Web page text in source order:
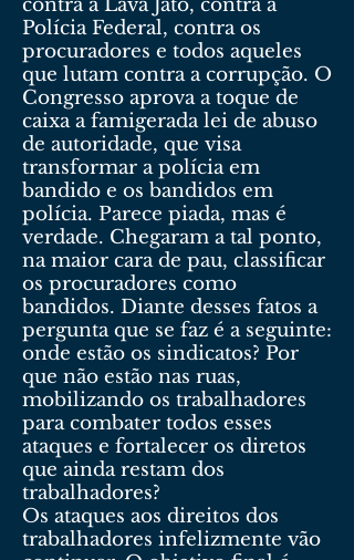
contra a Lava Jato, contra a
Polícia Federal, contra os
procuradores e todos aqueles
que lutam contra a corrupção. O
Congresso aprova a toque de
caixa a famigerada lei de abuso
de autoridade, que visa
transformar a polícia em
bandido e os bandidos em
polícia. Parece piada, mas é
verdade. Chegaram a tal ponto,
na maior cara de pau, classificar
os procuradores como
bandidos. Diante desses fatos a
pergunta que se faz é a seguinte:
onde estão os sindicatos? Por
que não estão nas ruas,
mobilizando os trabalhadores
para combater todos esses
ataques e fortalecer os diretos
que ainda restam dos
trabalhadores?
Os ataques aos direitos dos
trabalhadores infelizmente vão